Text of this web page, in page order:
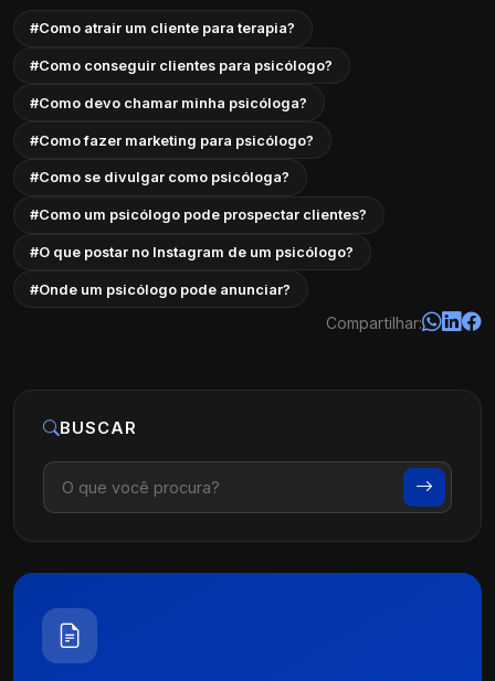
#Como atrair um cliente para terapia?
#Como conseguir clientes para psicólogo?
#Como devo chamar minha psicóloga?
#Como fazer marketing para psicólogo?
#Como se divulgar como psicóloga?
#Como um psicólogo pode prospectar clientes?
#O que postar no Instagram de um psicólogo?
#Onde um psicólogo pode anunciar?
Compartilhar:
BUSCAR